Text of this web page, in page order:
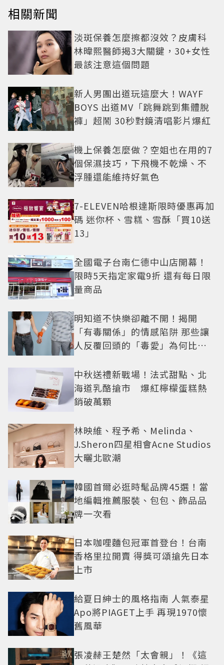
相關新聞
淡斑保養怎麼擦都沒效？皮膚科
林暐熙醫師揭3大關鍵，30+女性
最該注意這個問題
新人男團出道玩這麼大！WAYF
BOYS 出道MV「跳舞跳到集體脫
褲」超鬧 30秒對鏡清唱影片爆紅
機上保養怎麼做？空姐也在用的7
個保濕技巧，下飛機不乾燥、不
浮腫還能維持好氣色
7-ELEVEN哈根達斯限時優惠再加
碼 迷你杯、雪糕、雪酥「買10送
13」
全國電子台南仁德中山店開幕！
限時5天指定家電9折 還有每日限
量商品
明知道不快樂卻離不開！揭開
「有毒關係」的情感陷阱 那些讓
人反覆回頭的「毒愛」為何比菸
中秋送禮新戰場！法式甜點、北
海道乳酪搶市 爆紅檸檬蛋糕熱
銷破萬顆
林映維、程予希、Melinda、
J.Sheron四星相會Acne Studios
大曬北歐潮
韓國首爾必逛時髦品牌45選！當
地編輯推薦服裝、包包、飾品品
牌一次看
日本咖哩麵包冠軍首登台！台南
香格里拉開賣 得獎可頌搶先日本
上市
給夏日紳士的風格指南 人氣泰星
Apo將PIAGET上手 再現1970懷
舊風華
張凌赫王楚然「太會親」！《這